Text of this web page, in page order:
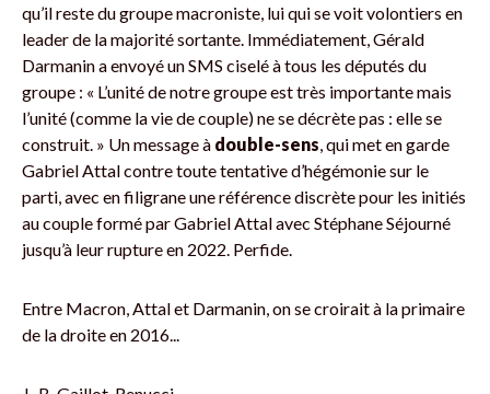
qu’il reste du groupe macroniste, lui qui se voit volontiers en
leader de la majorité sortante. Immédiatement, Gérald
Darmanin a envoyé un SMS ciselé à tous les députés du
groupe : « L’unité de notre groupe est très importante mais
l’unité (comme la vie de couple) ne se décrète pas : elle se
construit. » Un message à double-sens , qui met en garde
Gabriel Attal contre toute tentative d’hégémonie sur le
parti, avec en filigrane une référence discrète pour les initiés
au couple formé par Gabriel Attal avec Stéphane Séjourné
jusqu’à leur rupture en 2022. Perfide.
Entre Macron, Attal et Darmanin, on se croirait à la primaire
de la droite en 2016...